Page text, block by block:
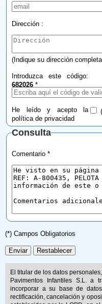
Dirección :
(Indique su dirección
Introduzca este código:
682026 *
He leído y acepto la
política de privacidad
(
Consulta
Comentario *
(*) Campos Obligatorios
El titular de los datos
Pavimentos Infantiles S.L. a
incorporar a su base de
rectificación, cancelación y